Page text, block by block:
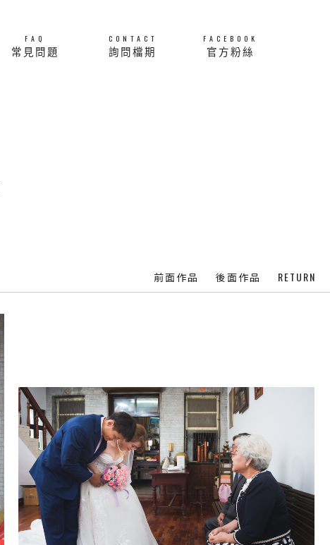
FAQ
常見問題
CONTACT
詢問檔期
FACEBOOK
官方粉絲
前面作品 後面作品 RETURN